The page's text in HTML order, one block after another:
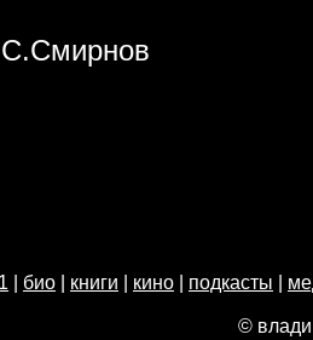
С.Смирнов
1 био книги кино подкасты
©